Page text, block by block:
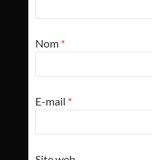
Nom *
E-mail *